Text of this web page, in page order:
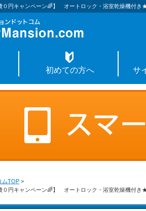
０円キャンペーン🌈】 オートロック・浴室乾燥機
初めての方へ サ
ムTOP >
０円キャンペーン🌈】 オートロック・浴室乾燥機